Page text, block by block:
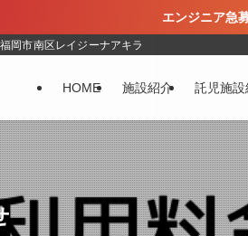
エンジニア急募！ブランクがあ
岡市南区レイジーナアキラ
HOME 施設紹介 託児施設